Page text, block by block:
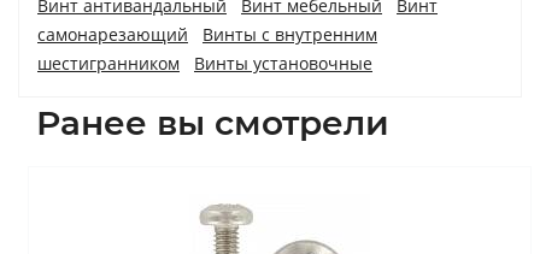
Винт антивандальный Винт мебельный
Винт
самонарезающий
Винты с внутренним
шестигранником
Винты установочные
Ранее вы смотрели